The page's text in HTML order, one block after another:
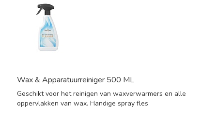
Wax & Apparatuurreiniger 500 ML
Geschikt voor het reinigen van waxverwarmers en alle
oppervlakken van wax. Handige spray fles